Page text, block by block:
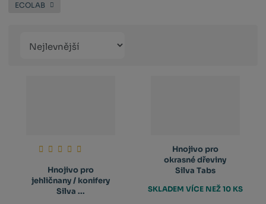
ECOLAB
produktů
Hnojivo pro
jehličnany / konifery
Silva ...
Hnojivo pro
okrasné dřeviny
Silva Tabs
SKLADEM VÍCE NEŽ 10 KS